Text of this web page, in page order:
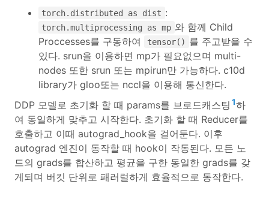
torch.distributed as dist :
torch.multiprocessing as mp 와 함께 Child
Proccesses를 구동하여
tensor() 를 주고받을 수
있다. srun을 이용하면 mp가 필요없으며 multi-
nodes 또한 srun 또는 mpirun만 가능하다. c10d
library가 gloo또는 nccl을 이용해 통신한다.
DDP 모델로 초기화 할 때 params를 브로드캐스팅 1하
여 동일하게 맞추고 시작한다. 초기화 할 때 Reducer를
호출하고 이때 autograd_hook을 걸어둔다. 이후
autograd 엔진이 동작할 때 hook이 작동된다. 모든 노
드의 grads를 합산하고 평균을 구한 동일한 grads를 갖
게되며 버킷 단위로 패러럴하게 효율적으로 동작한다.